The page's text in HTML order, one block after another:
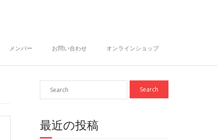
メンバー お問い合わせ オンラインショップ
最近の投稿